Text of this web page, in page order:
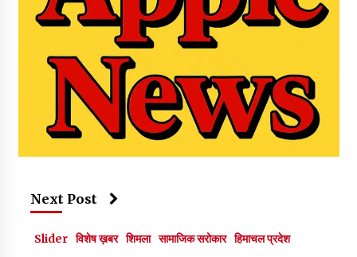
Next Post
Slider विशेष ख़बर शिमला सामाजिक सरोकार हिमाचल प्रदेश